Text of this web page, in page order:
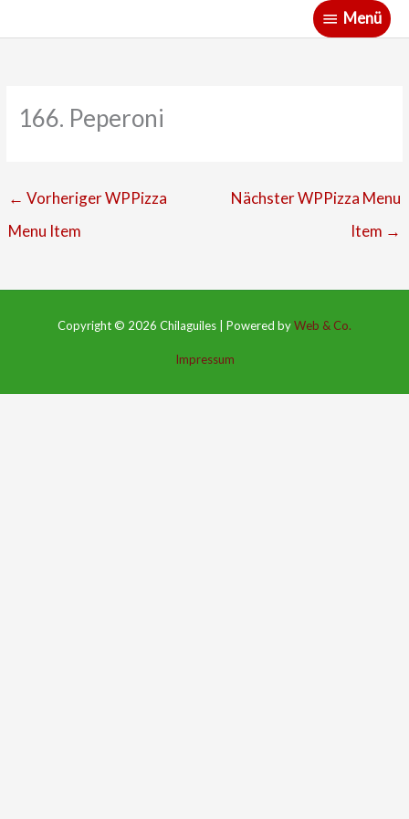
Menü
Menü
166. Peperoni
← Vorheriger WPPizza
Menu Item
Nächster WPPizza Menu
Item →
Copyright © 2026 Chilaguiles Powered byWeb & Co.
Impressum